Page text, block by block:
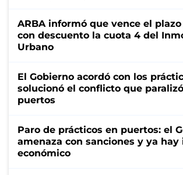
ARBA informó que vence el
con descuento la cuota 4 del
Urbano
El Gobierno acordó con los
solucionó el conflicto que
puertos
Paro de prácticos en puertos: el
amenaza con sanciones y ya
económico